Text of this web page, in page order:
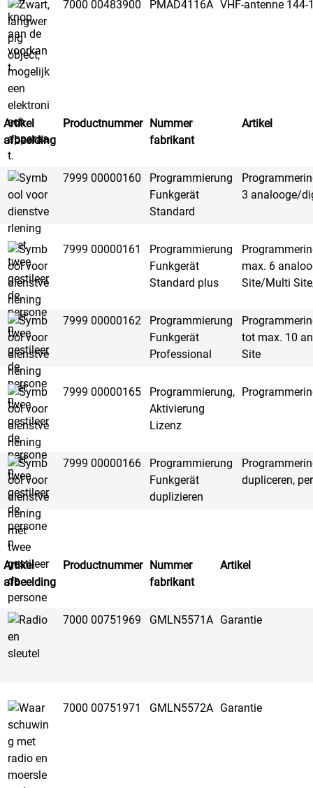
7000 00483900 PMAD4116A VHF-antenne 144-
Artikel
afbeelding
Productnummer Nummer
fabrikant
Artikel
7999 00000160
Programmierung
Funkgerät
Standard
3 analooge/
7999 00000161
Programmierung
Funkgerät
Standard plus
max. 6
Site/Multi
7999 00000162
Programmierung
Funkgerät
Professional
tot max. 10
Site
7999 00000165
Programmierung,
Aktivierung
Lizenz
7999 00000166
Programmierung
Funkgerät
duplizieren
dupliceren,
Artikel
afbeelding
Productnummer Nummer
fabrikant
Artikel
7000 00751969 GMLN5571A Garantie
7000 00751971 GMLN5572A Garantie